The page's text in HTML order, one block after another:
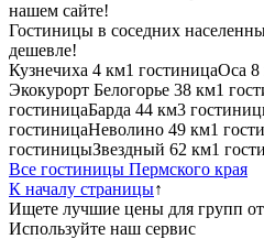
нашем сайте!
Гостиницы в соседних
дешевле!
Кузнечиха 4 км1 гостиницаОса 8
Экокурорт Белогорье 38 км1
гостиницаБарда 44 км3
гостиницаНеволино 49 км1
гостиницыЗвездный 62 км1
Все гостиницы Пермского края
К началу страницы↑
Ищете лучшие цены для групп
Используйте наш сервис